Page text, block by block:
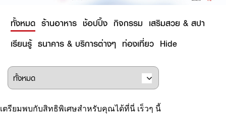
ทั้งหมด ร้านอาหาร ช้อปปิ้ง กิจกรรม เสริมสวย & สปา
เรียนรู้ ธนาคาร & บริการต่างๆ ท่องเที่ยว Hide
เตรียมพบกับสิทธิพิเศษสำหรับคุณได้ที่นี่ เร็วๆ นี้